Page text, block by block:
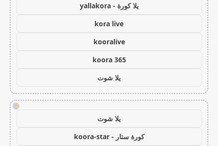
يلا كورة - yallakora
kora live
kooralive
koora 365
يلا شوت
!
يلا شوت
كورة ستار - koora-star